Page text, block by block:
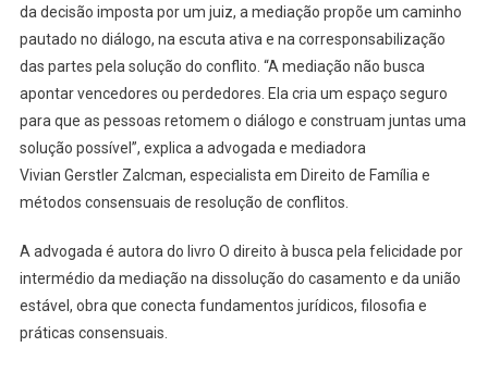
da decisão imposta por um juiz, a mediação propõe um caminho
pautado no diálogo, na escuta ativa e na corresponsabilização
das partes pela solução do conflito. “A mediação não busca
apontar vencedores ou perdedores. Ela cria um espaço seguro
para que as pessoas retomem o diálogo e construam juntas uma
solução possível”, explica a advogada e mediadora
Vivian Gerstler Zalcman, especialista em Direito de Família e
métodos consensuais de resolução de conflitos.
A advogada é autora do livro O direito à busca pela felicidade por
intermédio da mediação na dissolução do casamento e da união
estável, obra que conecta fundamentos jurídicos, filosofia e
práticas consensuais.